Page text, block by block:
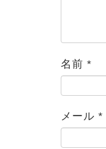
名前*
メール*